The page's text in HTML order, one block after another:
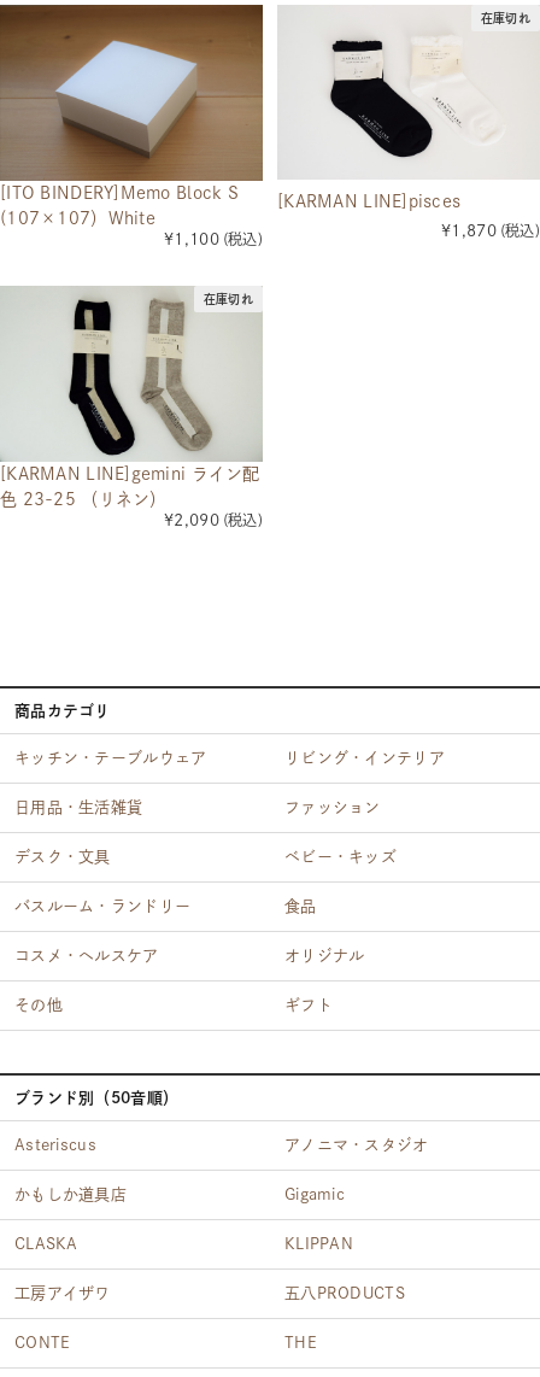
[ITO BINDERY]Memo Block S
(107×107）White
¥1,100 (税込)
[KARMAN LINE]pisces
¥1,870 (税込)
在庫切れ
[KARMAN LINE]gemini ライン配
色 23-25 （リネン）
¥2,090 (税込)
在庫切れ
商品カテゴリ
キッチン・テーブルウェア リビング・インテリア
日用品・生活雑貨 ファッション
デスク・文具 ベビー・キッズ
バスルーム・ランドリー 食品
コスメ・ヘルスケア オリジナル
その他 ギフト
ブランド別（50音順）
Asteriscus アノニマ・スタジオ
かもしか道具店 Gigamic
CLASKA KLIPPAN
工房アイザワ 五八PRODUCTS
CONTE THE